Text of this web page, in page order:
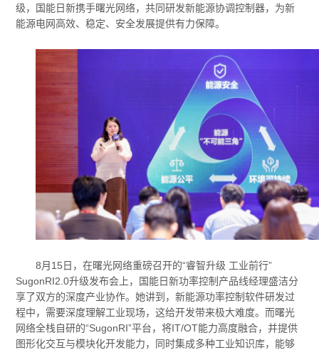
级，国能日新携手曙光网络，共同研发新能源协调控制器，为新
能源电网高效、稳定、安全发展提供有力保障。
8月15日，在曙光网络重磅召开的“睿智升级 工业前行”
SugonRI2.0升级发布会上，国能日新功率控制产品线经理盛洁分
享了双方的深度产业协作。她讲到，新能源功率控制软件研发过
程中，需要深度理解工业现场，这给开发带来极大难度。而曙光
网络全栈自研的“SugonRI”平台，将IT/OT能力高度融合，并提供
图形化交互与模块化开发能力，同时集成多种工业知识库，能够